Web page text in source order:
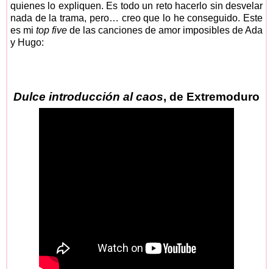
quienes lo expliquen. Es todo un reto hacerlo sin desvelar
nada de la trama, pero… creo que lo he conseguido. Este
es mi top five de las canciones de amor imposibles de Ada
y Hugo:
Dulce introducción al caos, de Extremoduro